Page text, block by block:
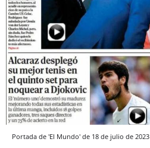
Portada de 'El Mundo' de 18 de julio de 2023